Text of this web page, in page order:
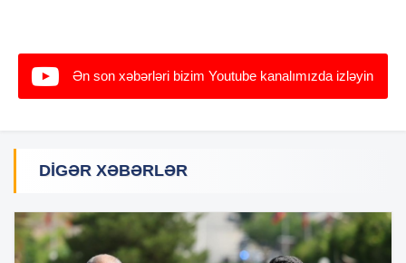
Ən son xəbərləri bizim Youtube kanalımızda izləyin
DIGƏR XƏBƏRLƏR